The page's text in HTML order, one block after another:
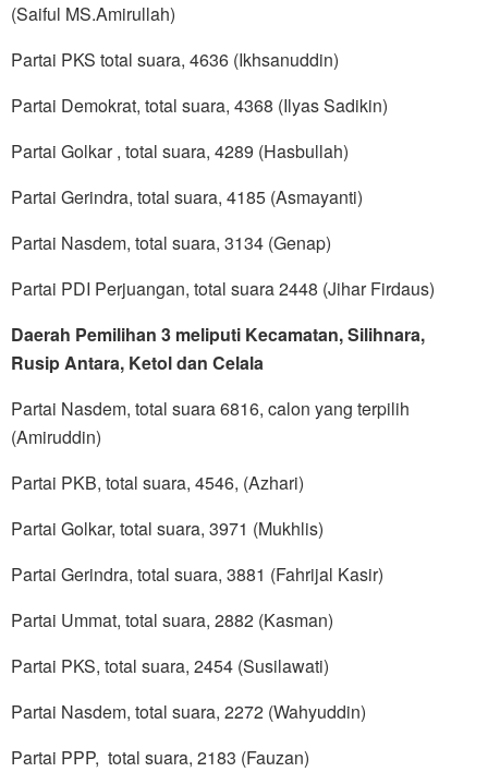
(Saiful MS.Amirullah)
Partai PKS total suara, 4636 (Ikhsanuddin)
Partai Demokrat, total suara, 4368 (Ilyas Sadikin)
Partai Golkar , total suara, 4289 (Hasbullah)
Partai Gerindra, total suara, 4185 (Asmayanti)
Partai Nasdem, total suara, 3134 (Genap)
Partai PDI Perjuangan, total suara 2448 (Jihar Firdaus)
Daerah Pemilihan 3 meliputi Kecamatan, Silihnara,
Rusip Antara, Ketol dan Celala
Partai Nasdem, total suara 6816, calon yang terpilih
(Amiruddin)
Partai PKB, total suara, 4546, (Azhari)
Partai Golkar, total suara, 3971 (Mukhlis)
Partai Gerindra, total suara, 3881 (Fahrijal Kasir)
Partai Ummat, total suara, 2882 (Kasman)
Partai PKS, total suara, 2454 (Susilawati)
Partai Nasdem, total suara, 2272 (Wahyuddin)
Partai PPP, total suara, 2183 (Fauzan)